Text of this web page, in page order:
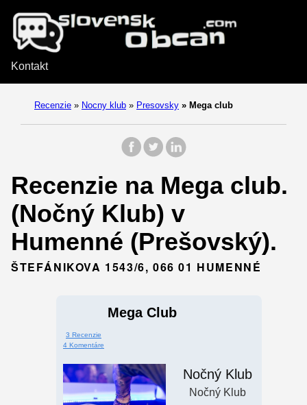
Kontakt
Recenzie » Nocny klub » Presovsky » Mega club
Recenzie na Mega club.
(Nočný Klub) v
Humenné (Prešovský).
ŠTEFÁNIKOVA 1543/6, 066 01 HUMENNÉ
Mega Club
3 Recenzie
4 Komentáre
Nočný Klub
Nočný Klub